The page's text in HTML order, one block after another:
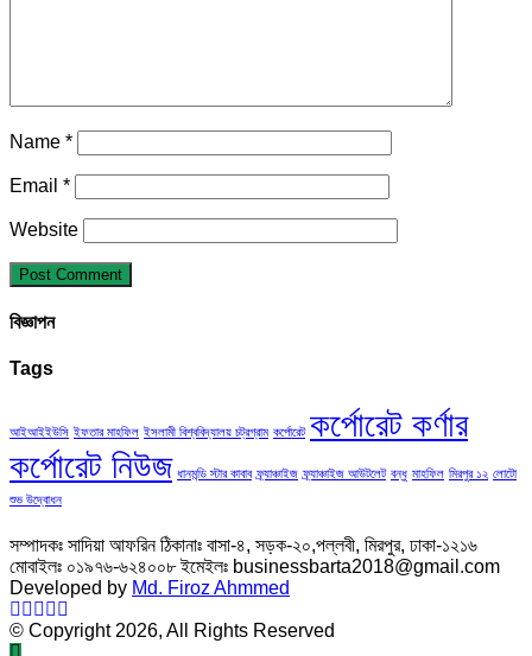
Name *
Email *
Website
বিজ্ঞাপন
Tags
আইআইইউসি ইফতার মাহফিল ইসলামী বিশ্ববিদ্যালয় চট্রগ্রাম কর্পোরেট কর্পোরেট কর্ণার
কর্পোরেট নিউজ ধানমন্ডি স্টার কাবাব ফ্র্যাঞ্চাইজ ফ্র্যাঞ্চাইজ আউটলেট বন্ধু মাহফিল মিরপুর ১২ লোটো
শুভ উদ্বোধন
সম্পাদকঃ সাদিয়া আফরিন ঠিকানাঃ বাসা-৪, সড়ক-২০,পল্লবী, মিরপুর, ঢাকা-১২১৬
মোবাইলঃ ০১৯৭৬-৬২৪০০৮ ইমেইলঃ businessbarta2018@gmail.com
Developed by Md. Firoz Ahmmed
© Copyright 2026, All Rights Reserved